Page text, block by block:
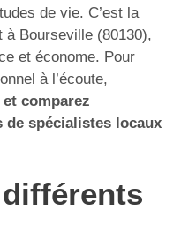
de vie. C’est la
à Bourseville (80130),
et économe. Pour
à l’écoute,
comparez
de spécialistes locaux